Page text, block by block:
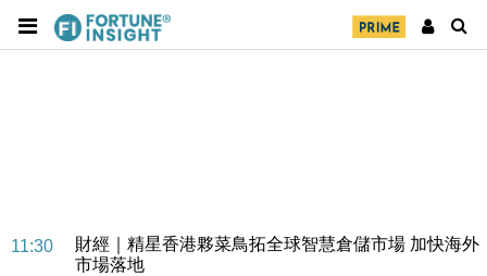
11:30
財經｜精星香港夥菜鳥拓全球智慧倉儲市場 加快海外
市場落地